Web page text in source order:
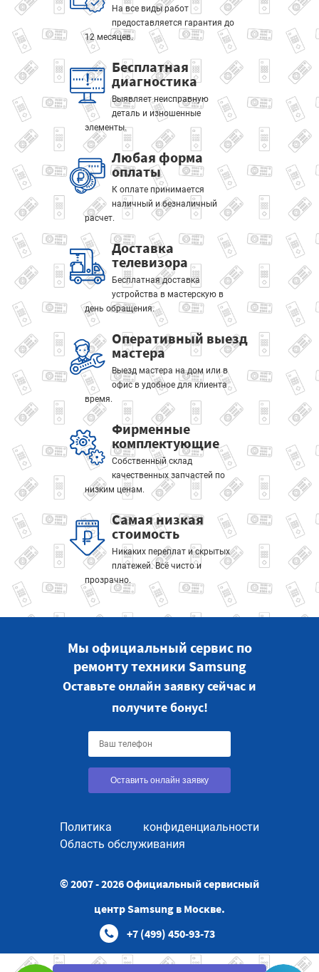
На все виды работ
предоставляется гарантия до
12 месяцев.
Бесплатная
диагностика
Выявляет неисправную
деталь и изношенные
элементы.
Любая форма
оплаты
К оплате принимается
наличный и безналичный
расчет.
Доставка
телевизора
Бесплатная доставка
устройства в мастерскую в
день обращения.
Оперативный выезд
мастера
Выезд мастера на дом или в
офис в удобное для клиента
время.
Фирменные
комплектующие
Собственный склад
качественных запчастей по
низким ценам.
Самая низкая
стоимость
Никаких переплат и скрытых
платежей. Всё чисто и
прозрачно.
Мы официальный сервис по
ремонту техники Samsung
Оставьте онлайн заявку сейчас и
получите бонус!
Оставить онлайн заявку
Политика конфиденциальности
Область обслуживания
© 2007 - 2026 Официальный сервисный
центр Samsung в Москве.
+7 (499) 450-93-73